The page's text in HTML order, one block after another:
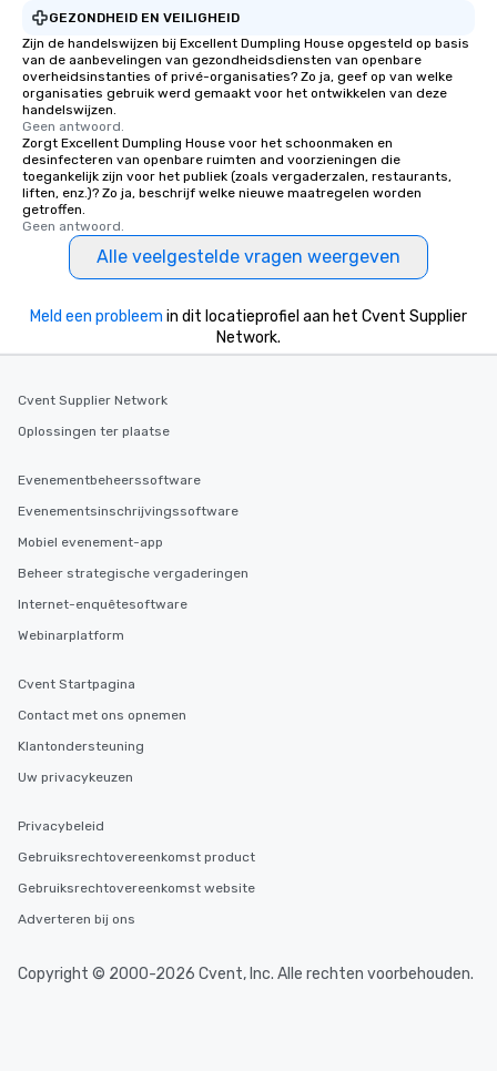
GEZONDHEID EN VEILIGHEID
Zijn de handelswijzen bij Excellent Dumpling House opgesteld op basis
van de aanbevelingen van gezondheidsdiensten van openbare
overheidsinstanties of privé-organisaties? Zo ja, geef op van welke
organisaties gebruik werd gemaakt voor het ontwikkelen van deze
handelswijzen.
Geen antwoord.
Zorgt Excellent Dumpling House voor het schoonmaken en
desinfecteren van openbare ruimten and voorzieningen die
toegankelijk zijn voor het publiek (zoals vergaderzalen, restaurants,
liften, enz.)? Zo ja, beschrijf welke nieuwe maatregelen worden
getroffen.
Geen antwoord.
Alle veelgestelde vragen weergeven
Meld een probleem in dit locatieprofiel aan het Cvent Supplier
Network.
Cvent Supplier Network
Oplossingen ter plaatse
Evenementbeheerssoftware
Evenementsinschrijvingssoftware
Mobiel evenement-app
Beheer strategische vergaderingen
Internet-enquêtesoftware
Webinarplatform
Cvent Startpagina
Contact met ons opnemen
Klantondersteuning
Uw privacykeuzen
Privacybeleid
Gebruiksrechtovereenkomst product
Gebruiksrechtovereenkomst website
Adverteren bij ons
Copyright © 2000-2026 Cvent, Inc. Alle rechten voorbehouden.